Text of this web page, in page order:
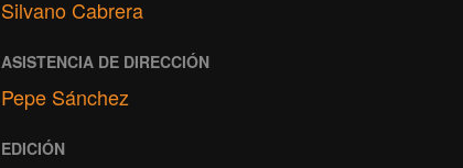
Silvano Cabrera
ASISTENCIA DE DIRECCIÓN
Pepe Sánchez
EDICIÓN